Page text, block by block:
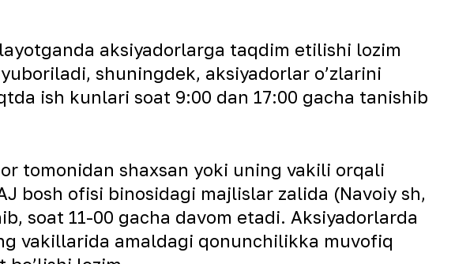
aksiyadorlarga taqdim etilishi lozim
shuningdek, aksiyadorlar o’zlarini
ish kunlari soat 9:00 dan 17:00 gacha tanishib
tomonidan shaxsan yoki uning vakili orqali
bosh ofisi binosidagi majlislar zalida (Navoiy sh,
soat 11-00 gacha davom etadi. Аksiyadorlarda
vakillarida amaldagi qonunchilikka muvofiq